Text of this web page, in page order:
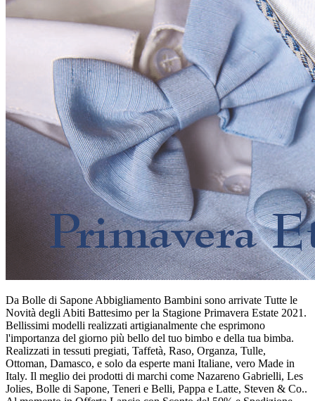
Da Bolle di Sapone Abbigliamento Bambini sono arrivate Tutte le
Novità degli Abiti Battesimo per la Stagione Primavera Estate 2021.
Bellissimi modelli realizzati artigianalmente che esprimono
l'importanza del giorno più bello del tuo bimbo e della tua bimba.
Realizzati in tessuti pregiati, Taffetà, Raso, Organza, Tulle,
Ottoman, Damasco, e solo da esperte mani Italiane, vero Made in
Italy. Il meglio dei prodotti di marchi come Nazareno Gabrielli, Les
Jolies, Bolle di Sapone, Teneri e Belli, Pappa e Latte, Steven & Co..